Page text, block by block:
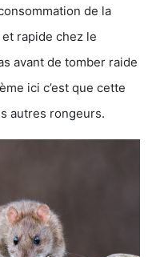
de la
rapide chez le
avant de tomber raide
ici c’est que cette
autres rongeurs.